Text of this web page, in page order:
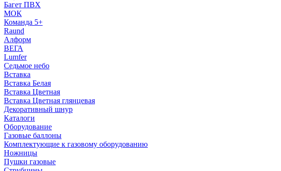
Багет ПВХ
МОК
Команда 5+
Raund
Алформ
ВЕГА
Lumfer
Седьмое небо
Вставка
Вставка Белая
Вставка Цветная
Вставка Цветная глянцевая
Декоративный шнур
Каталоги
Оборудование
Газовые баллоны
Комплектующие к газовому оборудованию
Ножницы
Пушки газовые